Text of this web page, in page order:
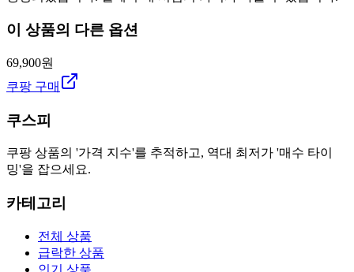
이 상품의 다른 옵션
69,900원
쿠팡 구매
쿠스피
쿠팡 상품의 '가격 지수'를 추적하고, 역대 최저가 '매수 타이
밍'을 잡으세요.
카테고리
전체 상품
급락한 상품
인기 상품